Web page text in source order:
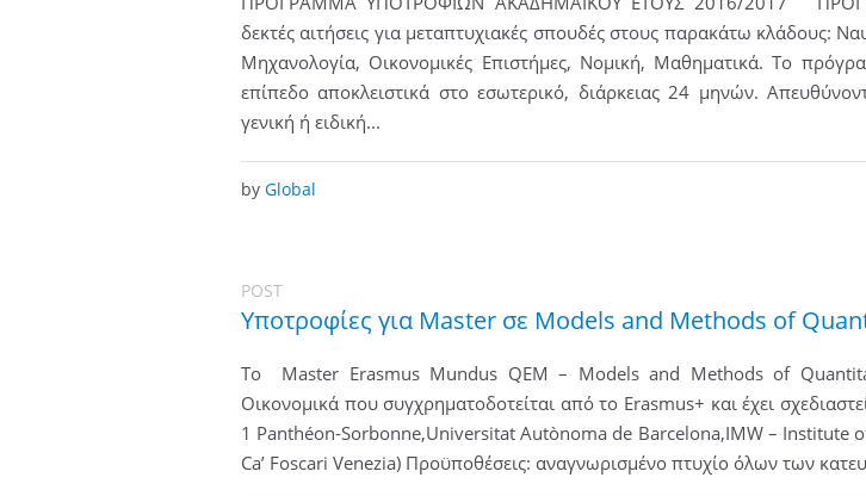
δεκτές αιτήσεις για μεταπτυχιακές σπουδές στους παρακάτω κλάδους:
Μηχανολογία, Οικονομικές Επιστήμες, Νομική, Μαθηματικά. Το
επίπεδο αποκλειστικά στο εσωτερικό, διάρκειας 24 μηνών.
γενική ή ειδική...
by Global
POST
Υποτροφίες για Master σε Models and Methods of
Το Master Erasmus Mundus QEM – Models and Methods of
Οικονομικά που συγχρηματοδοτείται από το Erasmus+ και έχει
1 Panthéon-Sorbonne,Universitat Autònoma de Barcelona,IMW –
Ca’ Foscari Venezia) Προϋποθέσεις: αναγνωρισμένο πτυχίο όλων των